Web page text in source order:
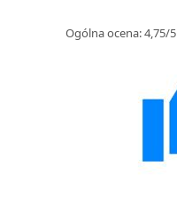
Ogólna ocena: 4,75/5